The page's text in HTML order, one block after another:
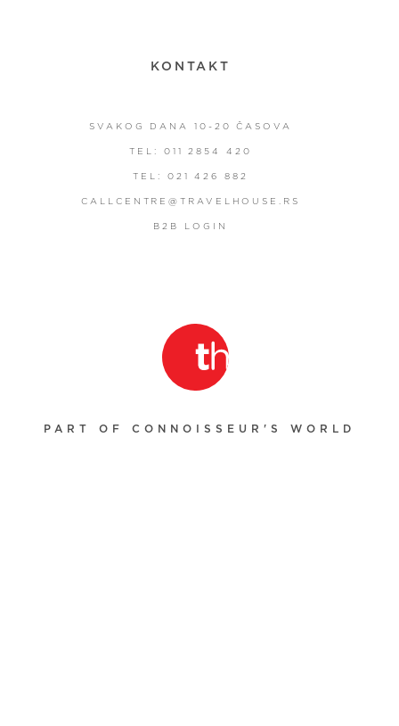
KONTAKT
SVAKOG DANA 10-20 ČASOVA
TEL: 011 2854 420
TEL: 021 426 882
CALLCENTRE@TRAVELHOUSE.RS
B2B LOGIN
PART OF CONNOISSEUR'S WORLD